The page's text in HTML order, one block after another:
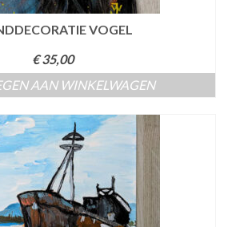
VOGEL
€35,00
AAN WINKELWAGEN